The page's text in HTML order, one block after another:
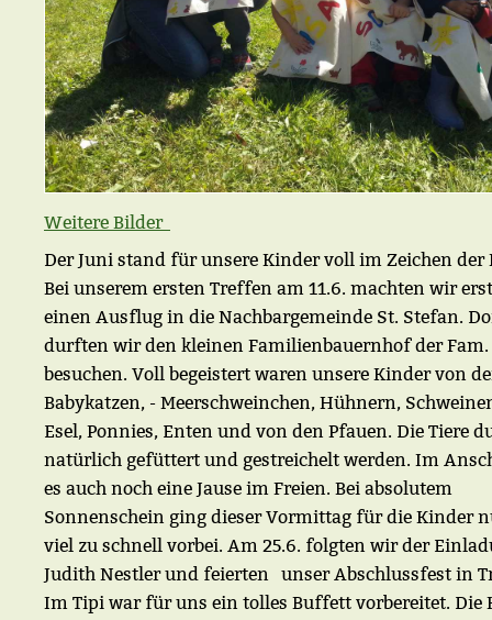
Weitere Bilder
Der Juni stand für unsere Kinder voll im Zeichen der
Bei unserem ersten Treffen am 11.6. machten wir
einen Ausflug in die Nachbargemeinde St. Stefan.
durften wir den kleinen Familienbauernhof der Fam.
besuchen. Voll begeistert waren unsere Kinder von
Babykatzen, - Meerschweinchen, Hühnern,
Esel, Ponnies, Enten und von den Pfauen. Die Tiere
natürlich gefüttert und gestreichelt werden. Im
es auch noch eine Jause im Freien. Bei absolutem
Sonnenschein ging dieser Vormittag für die Kinder
viel zu schnell vorbei. Am 25.6. folgten wir der
Judith Nestler und feierten unser Abschlussfest in
Im Tipi war für uns ein tolles Buffett vorbereitet. Die